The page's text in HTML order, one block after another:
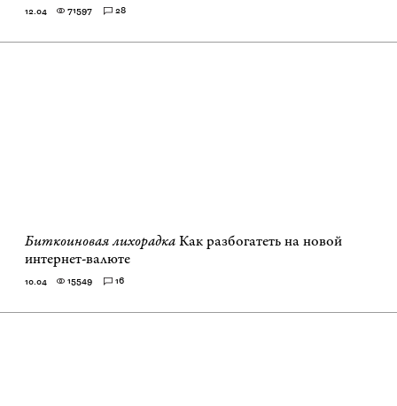
12.04 71597 28
Биткоиновая лихорадкаКак разбогатеть на новой
интернет-валюте
10.04 15549 16